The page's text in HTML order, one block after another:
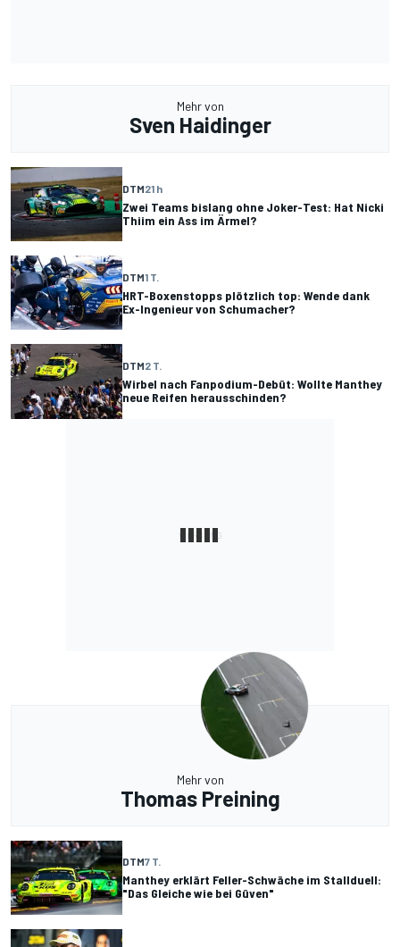
Mehr von
Sven Haidinger
DTM21 h
Zwei Teams bislang ohne Joker-Test: Hat Nicki
Thiim ein Ass im Ärmel?
DTM1 T.
HRT-Boxenstopps plötzlich top: Wende dank
Ex-Ingenieur von Schumacher?
DTM2 T.
Wirbel nach Fanpodium-Debüt: Wollte Manthey
neue Reifen herausschinden?
Mehr von
Thomas Preining
DTM7 T.
Manthey erklärt Feller-Schwäche im Stallduell:
"Das Gleiche wie bei Güven"